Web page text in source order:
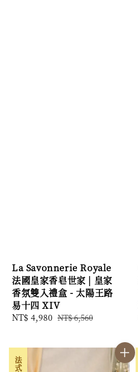
La Savonnerie Royale
法國皇家香皂世家 | 皇家
香氛雙入禮盒 - 太陽王路
易十四 XIV
Sale
NT$ 4,980 Regular
NT$ 6,560